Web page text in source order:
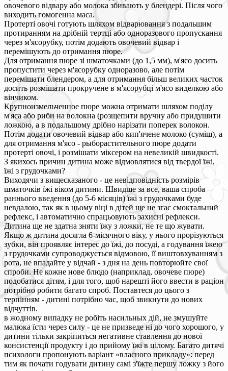
овочевого відвару або молока збивають у блендері. Після чого
виходить гомогенна маса.
Протерті овочі готують шляхом відварювання з подальшим
протиранням на дрібній тертці або одноразового пропускання
через м'ясорубку, потім додають овочевий відвар і
перемішують до отримання пюре.
Для отримання пюре зі шматочками (до 1,5 мм), м'ясо досить
пропустити через м'ясорубку одноразово, але потім
перемішати блендером, а для отримання більш великих часток
досить розмішати прокручене в м'ясорубці м'ясо виделкою або
вінчиком.
Крупноизмельченное пюре можна отримати шляхом поділу
м'яса або риби на волокна (розщепити вручну або придушити
ложкою, а в подальшому дрібно нарізати поперек волокон.
Потім додати овочевий відвар або кип'ячене молоко (суміш), а
для отримання м'ясо - рыборастительного пюре додати
протерті овочі, і розмішати міксером на невеликій швидкості.
З якихось причин дитина може відмовлятися від твердої їжі,
їжі з грудочками?
Виходячи з вищесказаного - це невідповідність розмірів
шматочків їжі віком дитини. Швидше за все, ваша спроба
раннього введення (до 5-6 місяців) їжі з грудочками буде
невдалою, так як в цьому віці в дітей ще не згас смоктальний
рефлекс, і автоматично спрацьовують захисні рефлекси.
Дитина ще не здатна зняти їжу з ложки, не те що жувати.
Якщо ж дитина досягла 6-місячного віку, у нього прорізуються
зубки, він проявляє інтерес до їжі, до посуді, а годування їжею
з грудочками супроводжується відмовою, її виштовхуванням з
рота, не впадайте у відчай - з дня на день повторюйте свої
спроби. Не кожне нове блюдо (наприклад, овочеве пюре)
подобатися дітям, і для того, щоб нарешті його ввести в раціон
потрібно робити багато спроб. Поставтеся до цього з
терпінням - дитині потрібно час, щоб звикнути до нових
відчуттів.
в жодному випадку не робіть насильных дій, не змушуйте
малюка їсти через силу - це не призведе ні до чого хорошого, у
дитини тільки закріпиться негативне ставлення до нової
консистенції продукту і до прийому їжі в цілому. Багато дитячі
психологи пропонують варіант «власного прикладу»: перед
тим як почати годувати дитину самі з'їжте першу ложку з його